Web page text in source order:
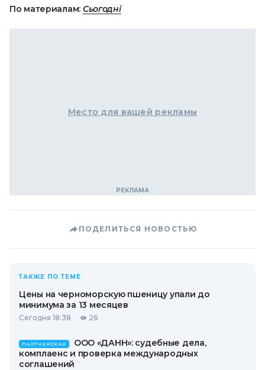
По материалам: Сьогодні
Место для вашей рекламы
ПОДЕЛИТЬСЯ НОВОСТЬЮ
ТАКЖЕ ПО ТЕМЕ
Цены на черноморскую пшеницу упали до
минимума за 13 месяцев
Сегодня 18:38 26
ПАРТНЕРСКАЯ
ООО «ДАНН»: судебные дела,
комплаенс и проверка международных
соглашений